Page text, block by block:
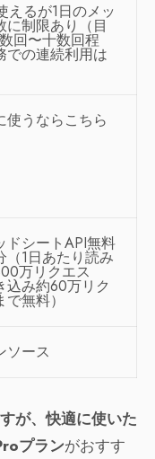
えるが1日のメッ
に制限あり（目
回〜十数回程
での連続利用は
使うならこちら
ドシートAPI無料
（1日あたり読み
万リクエス
込み約60万リク
無料）
ソース
が、快適に使いた
プランがおすす